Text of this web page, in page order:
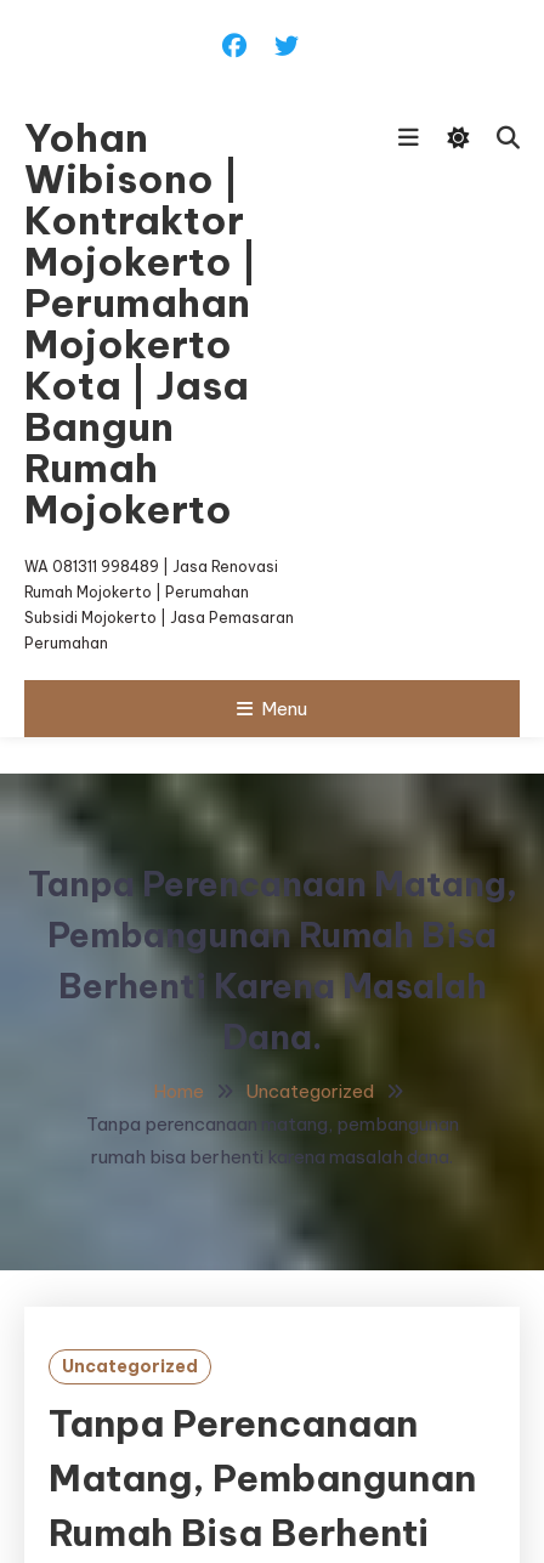
Yohan
Wibisono |
Kontraktor
Mojokerto |
Perumahan
Mojokerto
Kota | Jasa
Bangun
Rumah
Mojokerto
WA 081311 998489 | Jasa Renovasi
Rumah Mojokerto | Perumahan
Subsidi Mojokerto | Jasa Pemasaran
Perumahan
Menu
Tanpa Perencanaan Matang,
Pembangunan Rumah Bisa
Berhenti Karena Masalah
Dana.
Home
Uncategorized
Tanpa perencanaan matang, pembangunan
rumah bisa berhenti karena masalah dana.
Uncategorized
Tanpa Perencanaan
Matang, Pembangunan
Rumah Bisa Berhenti